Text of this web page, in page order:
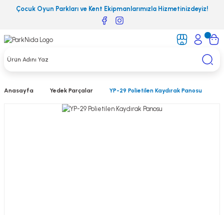
Çocuk Oyun Parkları ve Kent Ekipmanlarımızla Hizmetinizdeyiz!
Anasayfa Yedek Parçalar YP-29 Polietilen Kaydırak Panosu